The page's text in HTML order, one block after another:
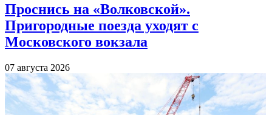
Проснись на «Волковской».
Пригородные поезда уходят с
Московского вокзала
07 августа 2026